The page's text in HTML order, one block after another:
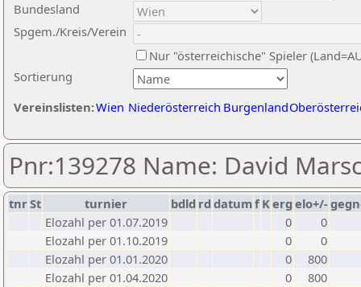
Sortierung
Bundesland
Spgem./Kreis/Verein
Nur "österreichische" Spieler
Vereinslisten:Wien Niederösterreich Burgenland
Pnr:139278 Name: David
tnrSt turnier bdld rd datumf Kerg elo+/-
Elozahl per 01.07.2019
0
0
Elozahl per 01.10.2019
0
0
Elozahl per 01.01.2020
0
800
Elozahl per 01.04.2020
0
800